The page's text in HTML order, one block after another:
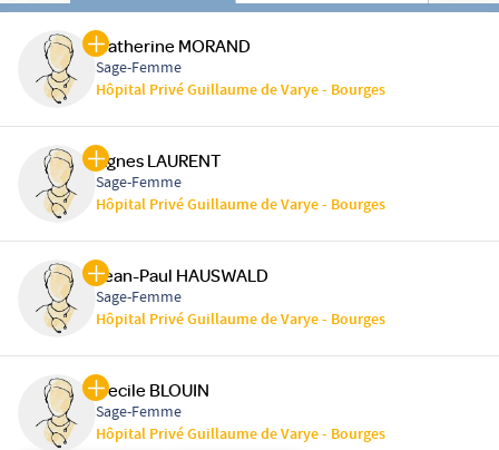
Catherine MORAND
Sage-Femme
Hôpital Privé Guillaume de Varye - Bourges
Agnes LAURENT
Sage-Femme
Hôpital Privé Guillaume de Varye - Bourges
Jean-Paul HAUSWALD
Sage-Femme
Hôpital Privé Guillaume de Varye - Bourges
Cecile BLOUIN
Sage-Femme
Hôpital Privé Guillaume de Varye - Bourges